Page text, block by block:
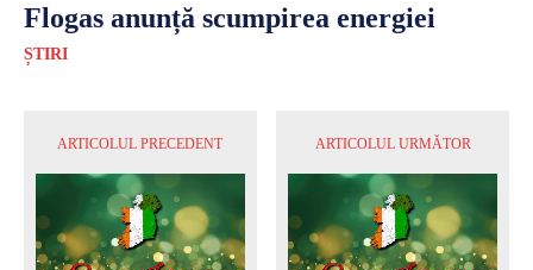
Flogas anunță scumpirea energiei
ȘTIRI
ARTICOLUL PRECEDENT ARTICOLUL URMĂTOR